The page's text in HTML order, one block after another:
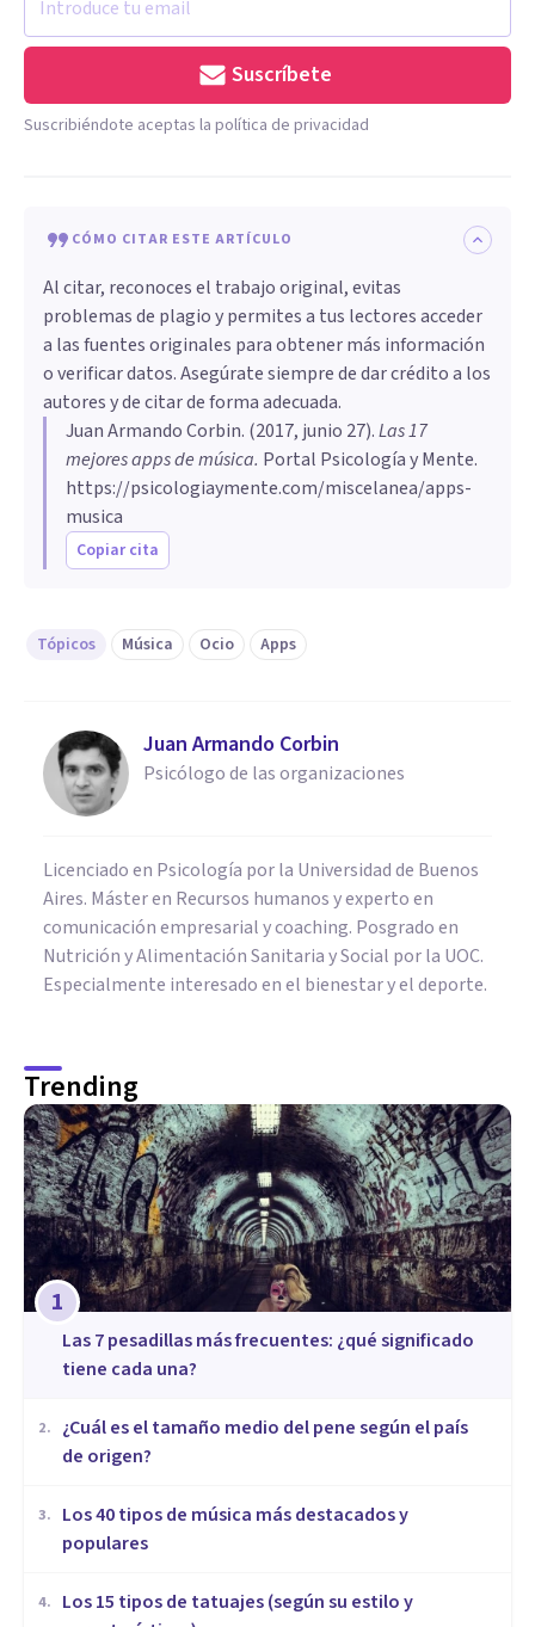
Suscríbete
Suscribiéndote aceptas la política de privacidad
CÓMO CITAR ESTE ARTÍCULO
Al citar, reconoces el trabajo original, evitas
problemas de plagio y permites a tus lectores acceder
a las fuentes originales para obtener más información
o verificar datos. Asegúrate siempre de dar crédito a los
autores y de citar de forma adecuada.
Juan Armando Corbin. (2017, junio 27).​Las 17
mejores apps de música. Portal Psicología y Mente.
https://psicologiaymente.com/miscelanea/apps-
musica
Copiar cita
Tópicos Música Ocio Apps
Juan Armando Corbin
Psicólogo de las organizaciones
Licenciado en Psicología por la Universidad de Buenos
Aires. Máster en Recursos humanos y experto en
comunicación empresarial y coaching. Posgrado en
Nutrición y Alimentación Sanitaria y Social por la UOC.
Especialmente interesado en el bienestar y el deporte.
Trending
1
Las 7 pesadillas más frecuentes: ¿qué significado
tiene cada una?
2.
¿Cuál es el tamaño medio del pene según el país
de origen?
3.
Los 40 tipos de música más destacados y
populares
4.
Los 15 tipos de tatuajes (según su estilo y